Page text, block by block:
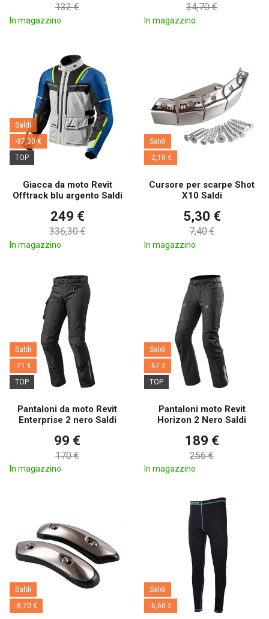
132 €
In magazzino
34,70 €
In magazzino
Saldi
-87,30 €
TOP
Giacca da moto Revit
Offtrack blu argento Saldi
249 €
336,30 €
In magazzino
Saldi
-2,10 €
Cursore per scarpe Shot
X10 Saldi
5,30 €
7,40 €
In magazzino
Saldi
-71 €
TOP
Pantaloni da moto Revit
Enterprise 2 nero Saldi
99 €
170 €
In magazzino
Saldi
-67 €
TOP
Pantaloni moto Revit
Horizon 2 Nero Saldi
189 €
256 €
In magazzino
Saldi
-8,70 €
Saldi
-6,60 €